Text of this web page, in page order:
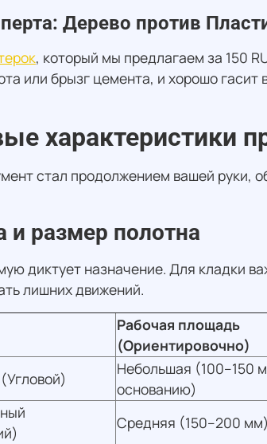
Дерево против
, который мы предлагаем за 150
или брызг цемента, и хорошо
характеристики
стал продолжением вашей руки,
и размер полотна
диктует назначение. Для кладки
лишних движений.
Рабочая площадь
(Ориентировочно)
Небольшая (100–150
основанию)
Средняя (150–200 мм)